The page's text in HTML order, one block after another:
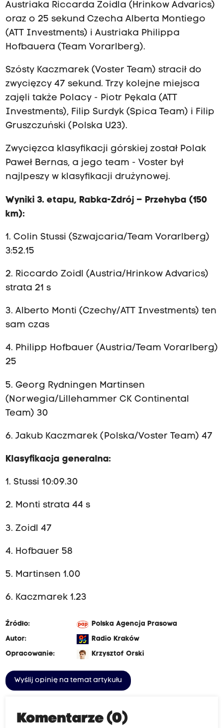
Austriaka Riccarda Zoidla (Hrinkow Advarics)
oraz o 25 sekund Czecha Alberta Montiego
(ATT Investments) i Austriaka Philippa
Hofbauera (Team Vorarlberg).
Szósty Kaczmarek (Voster Team) stracił do
zwycięzcy 47 sekund. Trzy kolejne miejsca
zajęli także Polacy - Piotr Pękala (ATT
Investments), Filip Surdyk (Spica Team) i Filip
Gruszczuński (Polska U23).
Zwycięzca klasyfikacji górskiej został Polak
Paweł Bernas, a jego team - Voster był
najlpeszy w klasyfikacji drużynowej.
Wyniki 3. etapu, Rabka-Zdrój – Przehyba (150
km):
1. Colin Stussi (Szwajcaria/Team Vorarlberg)
3:52.15
2. Riccardo Zoidl (Austria/Hrinkow Advarics)
strata 21 s
3. Alberto Monti (Czechy/ATT Investments) ten
sam czas
4. Philipp Hofbauer (Austria/Team Vorarlberg)
25
5. Georg Rydningen Martinsen
(Norwegia/Lillehammer CK Continental
Team) 30
6. Jakub Kaczmarek (Polska/Voster Team) 47
Klasyfikacja generalna:
1. Stussi 10:09.30
2. Monti strata 44 s
3. Zoidl 47
4. Hofbauer 58
5. Martinsen 1.00
6. Kaczmarek 1.23
Źródło:
Polska Agencja Prasowa
Autor:
Radio Kraków
Opracowanie:
Krzysztof Orski
Wyślij opinię na temat artykułu
Komentarze (0)